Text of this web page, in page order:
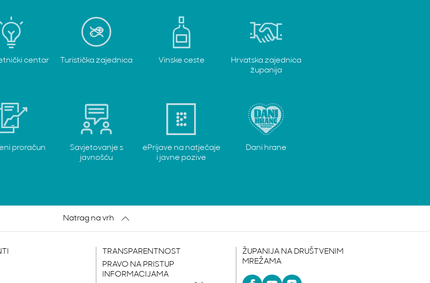
centar Turistička zajednica Vinske ceste
Hrvatska zajednica
županija
proračun
Savjetovanje s
javnošću
ePrijave na natječaje
i javne pozive
Dani hrane
Natrag na vrh
TRANSPARENTNOST
PRAVO NA PRISTUP
INFORMACIJAMA
ŽUPANIJA NA DRUŠTVENIM
MREŽAMA